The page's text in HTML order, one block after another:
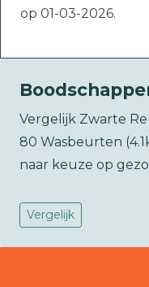
op 01-03-2026.
Vergelijk Zwarte
80 Wasbeurten
naar keuze op
Vergelijk